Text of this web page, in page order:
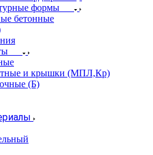
формы
бетонные
и крышки (МПЛ,Кр)
(Б)